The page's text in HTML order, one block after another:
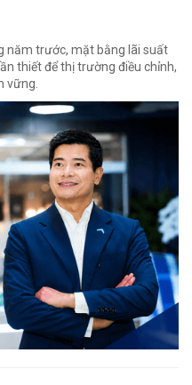
năm trước, mặt bằng lãi suất
thiết để thị trường điều chỉnh,
vững.